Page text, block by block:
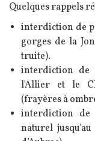
Quelques rappels
interdiction de
gorges de la
truite).
interdiction de
l'Allier et le
(frayères à
interdiction
naturel